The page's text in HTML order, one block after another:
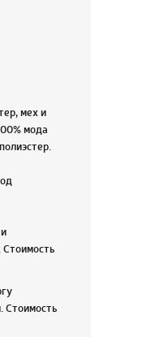
мех и
мода
Стоимость
Стоимость